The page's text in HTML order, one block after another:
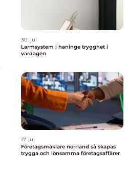
30. jul
Larmsystem i haninge trygghet i
vardagen
17. jul
Företagsmäklare norrland så skapas
trygga och lönsamma företagsaffärer